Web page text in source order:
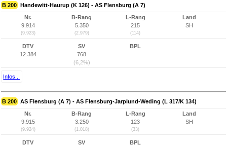
B 200 Handewitt-Haurup (K 126) - AS Flensburg (A 7)
Nr.
9.914
(9.923)
B-Rang
5.350
(2.979)
L-Rang
215
(114)
Land
SH
DTV
12.384
SV
768
(6,2%)
BPL
Infos...
B 200 AS Flensburg (A 7) - AS Flensburg-Jarplund-Weding (L 317/K 134)
Nr.
9.915
(9.924)
B-Rang
3.250
(1.018)
L-Rang
123
(33)
Land
SH
DTV
SV
BPL